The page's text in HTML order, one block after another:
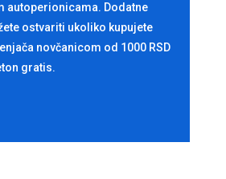
autoperionicama. Dodatne
ostvariti ukoliko kupujete
novčanicom od 1000 RSD
gratis.